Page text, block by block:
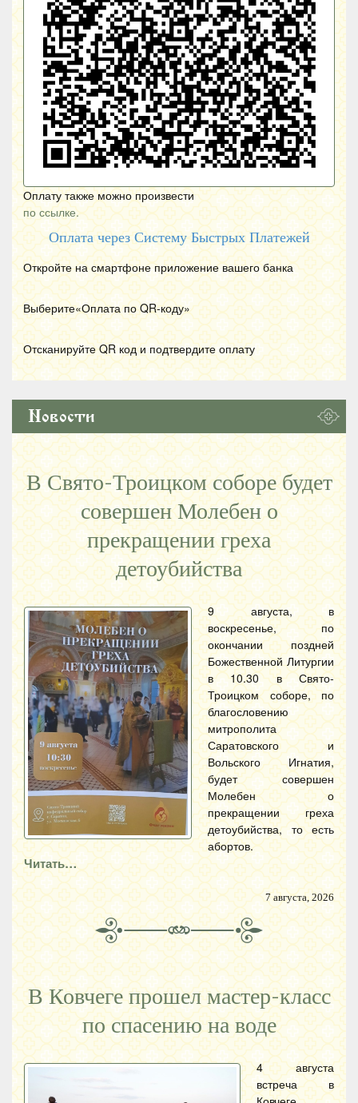
Оплату также можно произвести
по ссылке.
Оплата через Систему Быстрых Платежей
Откройте на смартфоне приложение вашего банка
Выберите«Оплата по QR-коду»
Отсканируйте QR код и подтвердите оплату
Новости
В Свято-Троицком соборе будет
совершен Молебен о
прекращении греха
детоубийства
9 августа, в
воскресенье, по
окончании поздней
Божественной Литургии
в 10.30 в Свято-
Троицком соборе, по
благословению
митрополита
Саратовского и
Вольского Игнатия,
будет совершен
Молебен о
прекращении греха
детоубийства, то есть
абортов.
Читать…
7 августа, 2026
В Ковчеге прошел мастер-класс
по спасению на воде
4 августа
встреча в